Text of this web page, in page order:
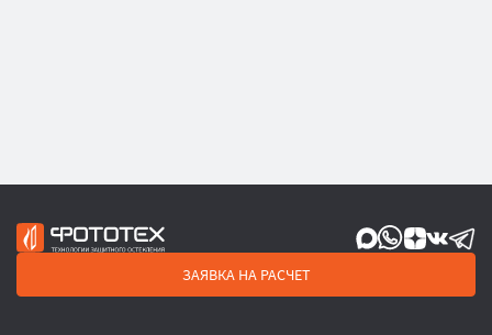
ЗАЯВКА НА РАСЧЕТ